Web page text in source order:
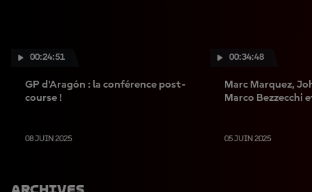
00:24:51
GP d'Aragón : la conférence post-
course !
08 JUIN 2025
00:34:48
Marc Marquez,
Marco Bezzecchi
05 JUIN 2025